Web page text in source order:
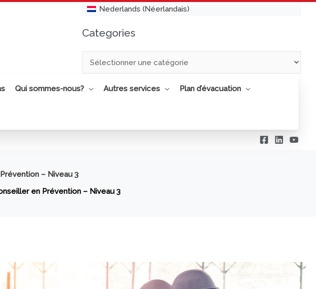
Nederlands (Néerlandais)
Categories
Qui sommes-nous? Autres services Plan d’évacuation
– Niveau 3
en Prévention – Niveau 3